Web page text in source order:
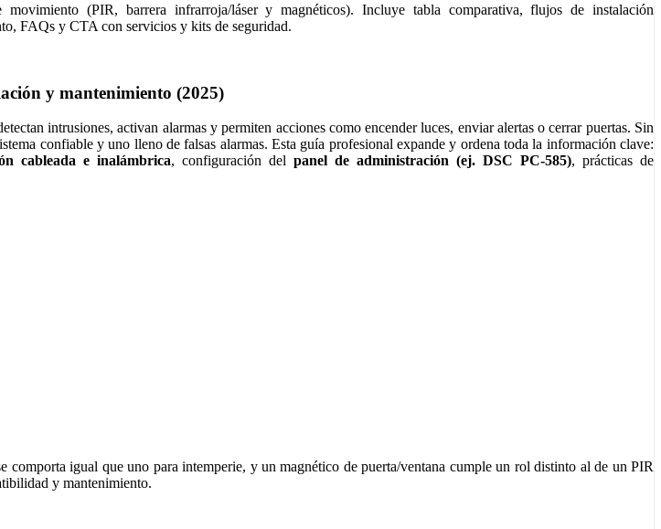
(PIR, barrera infrarroja/láser y magnéticos). Incluye tabla comparativa, flujos de instalación
FAQs y CTA con servicios y kits de seguridad.
y mantenimiento (2025)
intrusiones, activan alarmas y permiten acciones como encender luces, enviar alertas o cerrar puertas. Sin
confiable y uno lleno de falsas alarmas. Esta guía profesional expande y ordena toda la información clave:
cableada e inalámbrica, configuración del panel de administración (ej. DSC PC‑585), prácticas de
igual que uno para intemperie, y un magnético de puerta/ventana cumple un rol distinto al de un PIR
y mantenimiento.